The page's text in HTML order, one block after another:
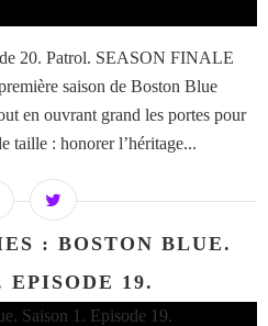
20. Patrol. SEASON FINALE
saison de Boston Blue
en ouvrant grand les portes pour
taille : honorer l’héritage...
: BOSTON BLUE.
EPISODE 19.